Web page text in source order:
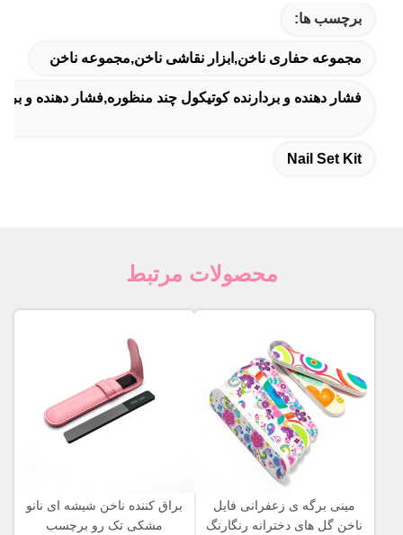
برچسب ها:
مجموعه حفاری ناخن,ابزار نقاشی ناخن,مجموعه ناخن
فشار دهنده و بردارنده کوتیکول چند منظوره,فشار دهنده و
Nail Set Kit
محصولات مرتبط
مینی برگه ی زعفرانی فایل
ناخن گل های دخترانه رنگارنگ
براق کننده ناخن شیشه ای نانو
مشکی تک رو برچسب